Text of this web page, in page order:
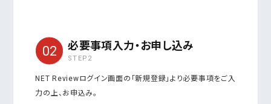
必要事項入力・お申し込み
STEP2
NET Reviewログイン画面の「新規登録」より必要事項をご入
力の上、お申込み。